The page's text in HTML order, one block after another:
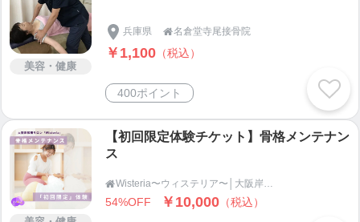
美容・健康
兵庫県 名倉堂寺尾接骨院
￥1,100 （税込）
400ポイント
【初回限定体験チケット】骨格メンテナン
ス
 Wisteria〜ウィステリア〜│大阪岸和田┆骨格＆よもぎ蒸しサロン
54%OFF ￥10,000 （税込）